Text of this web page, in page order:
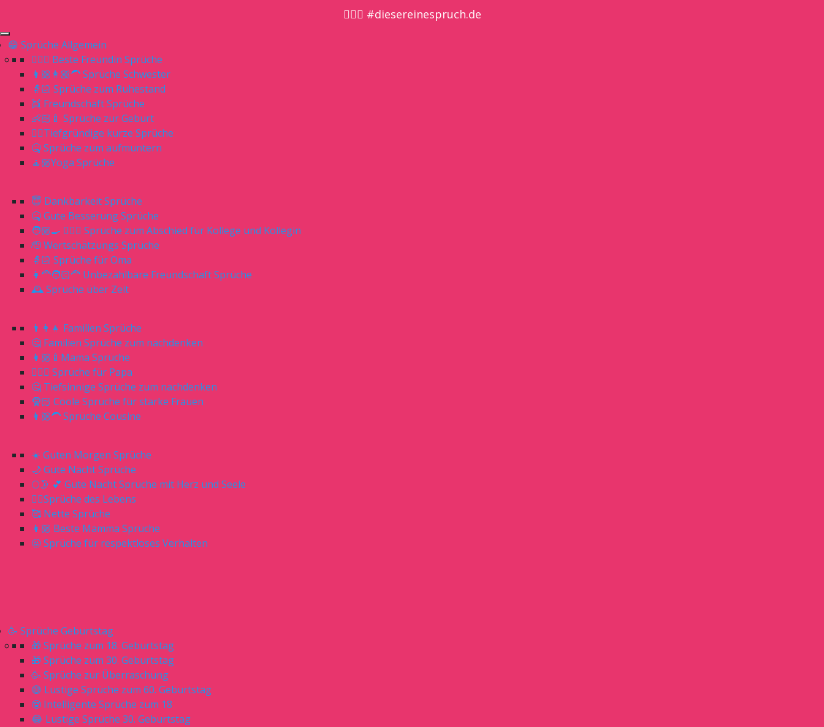
🤷🏼‍♀️ #diesereinespruch.de
😁 Sprüche Allgemein
👱🏻‍♀️ Beste Freundin Sprüche
👩🏼👩🏼‍🦱 Sprüche Schwester
👵🏻 Sprüche zum Ruhestand
👯 Freundschaft Sprüche
👶🏻🍼 Sprüche zur Geburt
👌🏻Tiefgründige kurze Sprüche
🤒 Sprüche zum aufmuntern
🧘🏼Yoga Sprüche
😇 Dankbarkeit Sprüche
🤒 Gute Besserung Sprüche
🧑🏼‍🍳 👨🏼‍⚕️ Sprüche zum Abschied für Kollege und Kollegin
🫡 Wertschätzungs Sprüche
👵🏻 Sprüche für Oma
👩‍🦰🧑🏻‍🦰 Unbezahlbare Freundschaft Sprüche
🕰 Sprüche über Zeit
👨‍👩‍👧 Familien Sprüche
🤔 Familien Sprüche zum nachdenken
👩🏼‍🍼Mama Sprüche
🧔🏼‍♂️ Sprüche für Papa
🤔 Tiefsinnige Sprüche zum nachdenken
🧕🏻 Coole Sprüche für starke Frauen
👩🏼‍🦱 Sprüche Cousine
☀️ Guten Morgen Sprüche
🌙 Gute Nacht Sprüche
🌕🌛 💕 Gute Nacht Sprüche mit Herz und Seele
☝🏻Sprüche des Lebens
🥰 Nette Sprüche
👩🏼 Beste Mamma Sprüche
🤬 Sprüche für respektloses Verhalten
🥳 Sprüche Geburtstag
🎁 Sprüche zum 18. Geburtstag
🎁 Sprüche zum 30. Geburtstag
🥳 Sprüche zur Überraschung
😅 Lustige Sprüche zum 60. Geburtstag
🤓 Intelligente Sprüche zum 18
😂 Lustige Sprüche 30. Geburtstag